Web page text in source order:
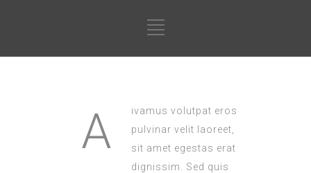
A
ivamus volutpat eros
pulvinar velit laoreet,
sit amet egestas erat
dignissim. Sed quis